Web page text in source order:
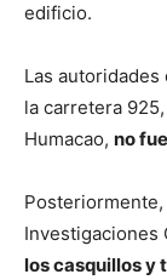
edificio.
Las
la carretera
Humacao, no
Investigaciones
los casquillos y